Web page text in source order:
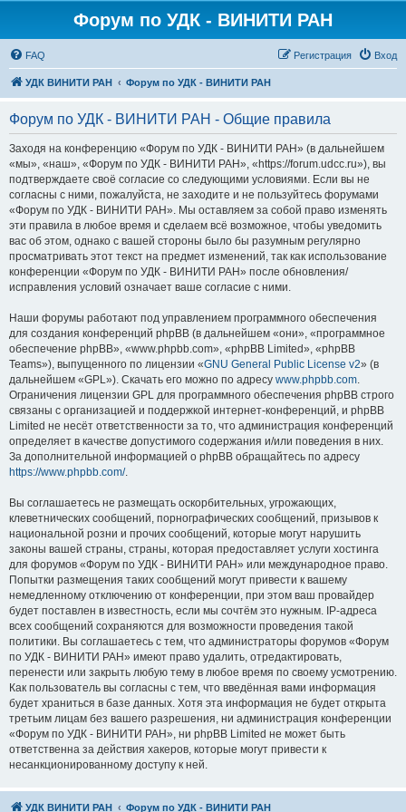
Форум по УДК - ВИНИТИ РАН
FAQ Вход
Регистрация
УДК ВИНИТИ РАН Форум по УДК - ВИНИТИ РАН
Форум по УДК - ВИНИТИ РАН - Общие правила
Заходя на конференцию «Форум по УДК - ВИНИТИ РАН» (в дальнейшем
«мы», «наш», «Форум по УДК - ВИНИТИ РАН», «https://forum.udcc.ru»), вы
подтверждаете своё согласие со следующими условиями. Если вы не
согласны с ними, пожалуйста, не заходите и не пользуйтесь форумами
«Форум по УДК - ВИНИТИ РАН». Мы оставляем за собой право изменять
эти правила в любое время и сделаем всё возможное, чтобы уведомить
вас об этом, однако с вашей стороны было бы разумным регулярно
просматривать этот текст на предмет изменений, так как использование
конференции «Форум по УДК - ВИНИТИ РАН» после обновления/
исправления условий означает ваше согласие с ними.
Наши форумы работают под управлением программного обеспечения
для создания конференций phpBB (в дальнейшем «они», «программное
обеспечение phpBB», «www.phpbb.com», «phpBB Limited», «phpBB
Teams»), выпущенного по лицензии «GNU General Public License v2» (в
дальнейшем «GPL»). Скачать его можно по адресу www.phpbb.com.
Ограничения лицензии GPL для программного обеспечения phpBB строго
связаны с организацией и поддержкой интернет-конференций, и phpBB
Limited не несёт ответственности за то, что администрация конференций
определяет в качестве допустимого содержания и/или поведения в них.
За дополнительной информацией о phpBB обращайтесь по адресу
https://www.phpbb.com/.
Вы соглашаетесь не размещать оскорбительных, угрожающих,
клеветнических сообщений, порнографических сообщений, призывов к
национальной розни и прочих сообщений, которые могут нарушить
законы вашей страны, страны, которая предоставляет услуги хостинга
для форумов «Форум по УДК - ВИНИТИ РАН» или международное право.
Попытки размещения таких сообщений могут привести к вашему
немедленному отключению от конференции, при этом ваш провайдер
будет поставлен в известность, если мы сочтём это нужным. IP-адреса
всех сообщений сохраняются для возможности проведения такой
политики. Вы соглашаетесь с тем, что администраторы форумов «Форум
по УДК - ВИНИТИ РАН» имеют право удалить, отредактировать,
перенести или закрыть любую тему в любое время по своему усмотрению.
Как пользователь вы согласны с тем, что введённая вами информация
будет храниться в базе данных. Хотя эта информация не будет открыта
третьим лицам без вашего разрешения, ни администрация конференции
«Форум по УДК - ВИНИТИ РАН», ни phpBB Limited не может быть
ответственна за действия хакеров, которые могут привести к
несанкционированному доступу к ней.
УДК ВИНИТИ РАН Форум по УДК - ВИНИТИ РАН